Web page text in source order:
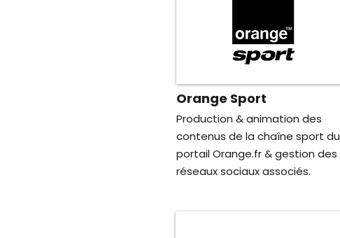
Orange Sport
Production & animation des
contenus de la chaîne sport du
portail Orange.fr & gestion des
réseaux sociaux associés.